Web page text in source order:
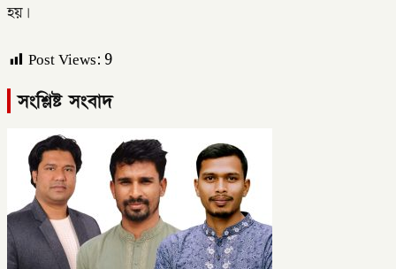
হয়।
Post Views:9
সংশ্লিষ্ট সংবাদ